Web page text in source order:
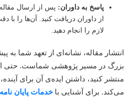
پاسخ به داوران:پس از ارسال مقاله،
از داوران دریافت کنید. آن‌ها را با دقت
لازم را انجام دهید.
مقاله، نشانه‌ای از تعهد شما به
در مسیر پژوهشی شماست. حتی اگر
کنید، داشتن ایده‌ی آن برای آینده،
برای آشنایی باخدمات پایان نامه در